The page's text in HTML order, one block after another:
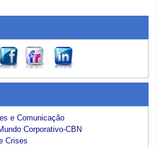
e Comunicação
Corporativo-CBN
Crises